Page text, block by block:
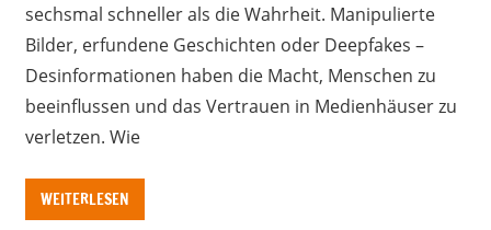
sechsmal schneller als die Wahrheit. Manipulierte
Bilder, erfundene Geschichten oder Deepfakes –
Desinformationen haben die Macht, Menschen zu
beeinflussen und das Vertrauen in Medienhäuser zu
verletzen. Wie
WEITERLESEN